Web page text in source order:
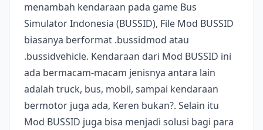
menambah kendaraan pada game Bus
Simulator Indonesia (BUSSID), File Mod BUSSID
biasanya berformat .bussidmod atau
.bussidvehicle. Kendaraan dari Mod BUSSID ini
ada bermacam-macam jenisnya antara lain
adalah truck, bus, mobil, sampai kendaraan
bermotor juga ada, Keren bukan?. Selain itu
Mod BUSSID juga bisa menjadi solusi bagi para